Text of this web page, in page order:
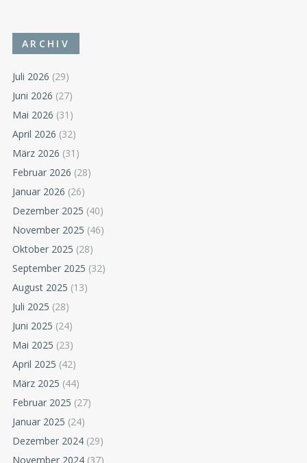
ARCHIV
Juli 2026 (29)
Juni 2026 (27)
Mai 2026 (31)
April 2026 (32)
März 2026 (31)
Februar 2026 (28)
Januar 2026 (26)
Dezember 2025 (40)
November 2025 (46)
Oktober 2025 (28)
September 2025 (32)
August 2025 (13)
Juli 2025 (28)
Juni 2025 (24)
Mai 2025 (23)
April 2025 (42)
März 2025 (44)
Februar 2025 (27)
Januar 2025 (24)
Dezember 2024 (29)
November 2024 (37)